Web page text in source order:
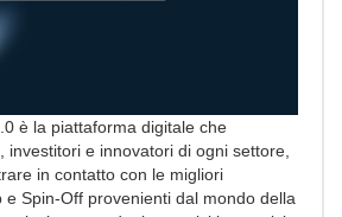
è la piattaforma digitale che
investitori e innovatori di ogni settore,
in contatto con le migliori
e Spin-Off provenienti dal mondo della